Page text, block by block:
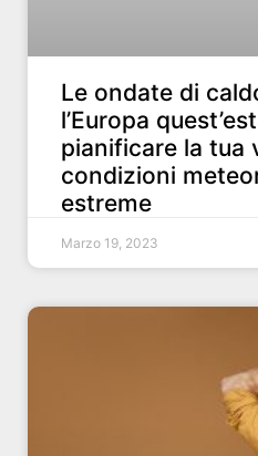
Le ondate di
l’Europa
pianificare la tua
condizioni
estreme
Marzo 19, 2023